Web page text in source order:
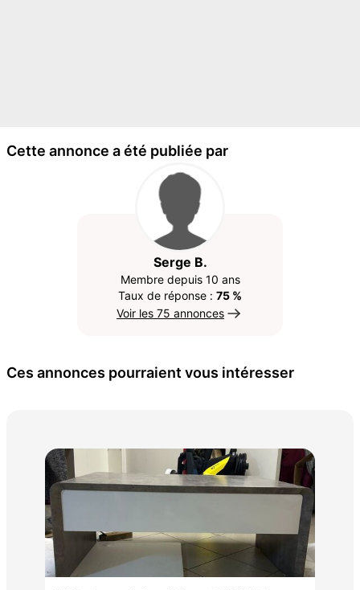
Cette annonce a été publiée par
Serge B.
Membre depuis 10 ans
Taux de réponse : 75 %
Voir les 75 annonces
Ces annonces pourraient vous intéresser